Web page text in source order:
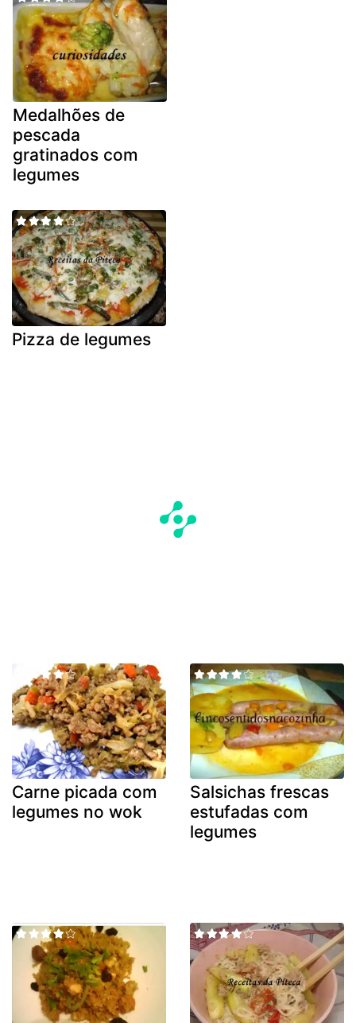
Medalhões de
pescada
gratinados com
legumes
Pizza de legumes
Carne picada com
legumes no wok
Salsichas frescas
estufadas com
legumes